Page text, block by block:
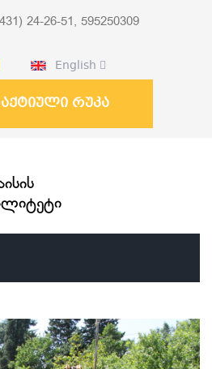
24-26-51, 595250309
English
რუკა